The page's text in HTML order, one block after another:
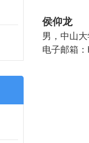
侯仰龙
男，中山
电子邮箱